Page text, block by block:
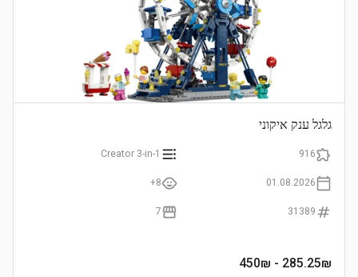
גלגל ענק איקוני
916
Creator 3-in-1
01.08.2026
8+
31389
7
285.25₪
- 450₪